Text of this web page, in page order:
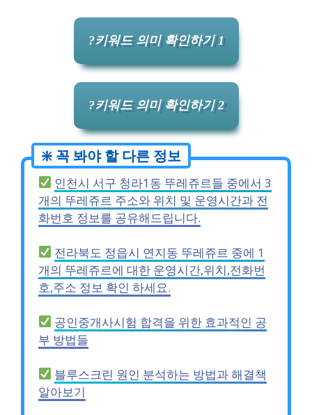
?키워드 의미 확인하기 1
?키워드 의미 확인하기 2
인천시 서구 청라1동 뚜레쥬르들 중에서 3
개의 뚜레쥬르 주소와 위치 및 운영시간과 전
화번호 정보를 공유해드립니다.
전라북도 정읍시 연지동 뚜레쥬르 중에 1
개의 뚜레쥬르에 대한 운영시간,위치,전화번
호,주소 정보 확인 하세요.
공인중개사시험 합격을 위한 효과적인 공
부 방법들
블루스크린 원인 분석하는 방법과 해결책
알아보기